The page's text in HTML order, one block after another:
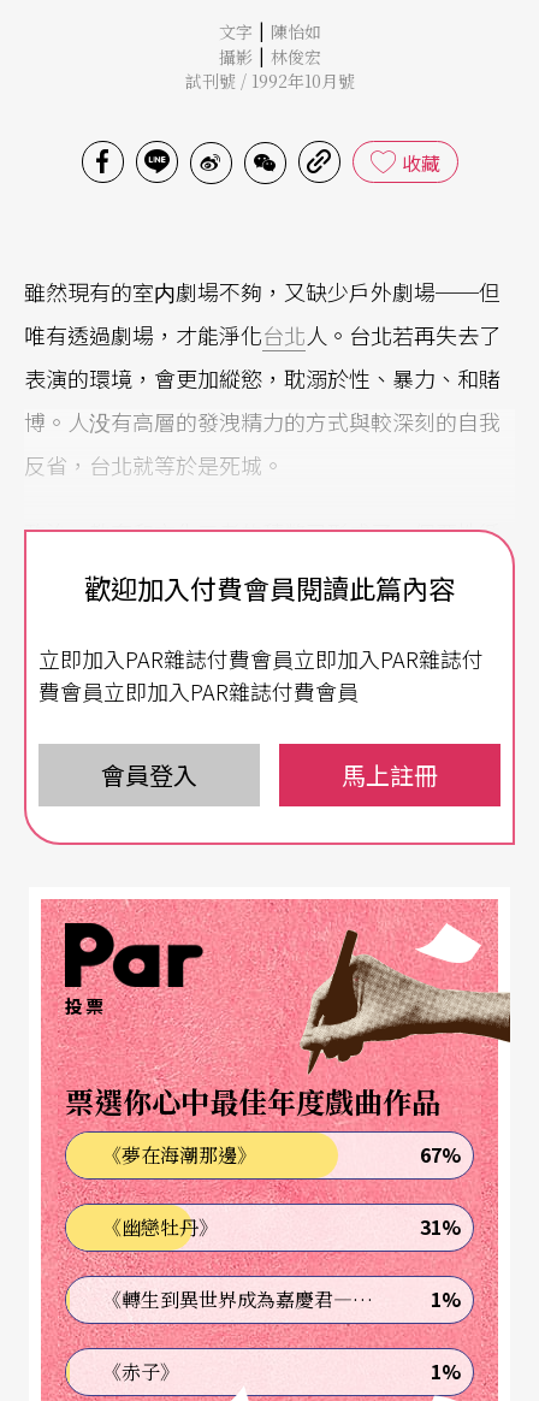
文字 | 陳怡如
攝影 | 林俊宏
試刊號 / 1992年10月號
收藏
雖然現有的室内劇場不夠，又缺少戶外劇場──但
唯有透過劇場，才能淨化台北人。台北若再失去了
表演的環境，會更加縱慾，耽溺於性、暴力、和賭
博。人没有高層的發洩精力的方式與較深刻的自我
反省，台北就等於是死城。
政治、教育和文化三者的積弊已形成了一個惡性循
環。媒體對文化的炒作，滿足了觀衆「過癮」的速
民間的表演團體，必須在空間、時間、和經費的重
與演出制度二者似乎永無交集，使得演出越多、從
事越多創作與製作的團體，承擔越大的風險。政府
平性，並訂立建全的評議制度：「審核從嚴，通過
後限制從寬。」此外，亦應參照歐美的累積經驗，
制定出一套合理的稅制，對企業贊助給予文化減免
及評估。如果民間團體要一直和公家機構的畢業典
禮與開會爭地，那麼這種環境，怎能容納有實驗
性、批判性、藝術性的創作呢？設計者與舞台工作
者，在短絀的經費與倉促的時間中又怎麼能養成專
業能力呢？
但我相信，若一直堅持地做下去，終會有成績的。
我們現在正站在一個三岔口上，前面的路通往最好
與最壞。希望國内能有藝術保險制度，成立公會保
歡迎加入付費會員閱讀此篇內容
立即加入PAR雜誌付費會員立即加入PAR雜誌付
費會員立即加入PAR雜誌付費會員
會員登入 馬上註冊
投票
票選你心中最佳年度戲曲作品
《夢在海潮那邊》 67%
《幽戀牡丹》 31%
《轉生到異世界成為嘉慶君—發現我的祖先是詐騙集團!?》 1%
《赤子》 1%